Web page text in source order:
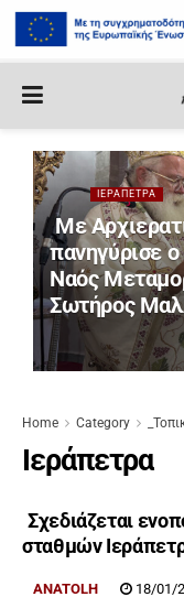
ΙΕΡΆΠΕΤΡΑ
Με
πανηγύρισε ο
Ναός
Σωτήρος
Home Category
Ιεράπετρα
Σχεδιάζεται
σταθμών
ANATOLH 18/01/